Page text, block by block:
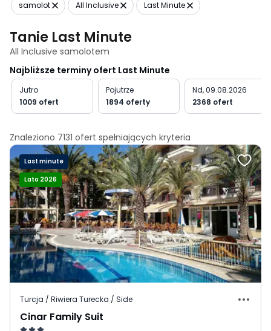
Tanie Last Minute
All Inclusive samolotem
samolot All Inclusive Last Minute
Najbliższe terminy ofert Last Minute
Jutro
1009 ofert
Pojutrze
1894 oferty
Nd, 09.08.2026
2368 ofert
Znaleziono 7131 ofert spełniających kryteria
Last minute
Lato 2026
Turcja / Riwiera Turecka / Side
Cinar Family Suit